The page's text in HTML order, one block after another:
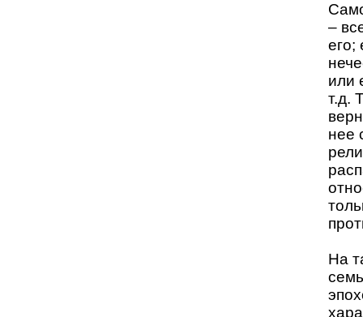
–
его;
или
т.д.
нее
На